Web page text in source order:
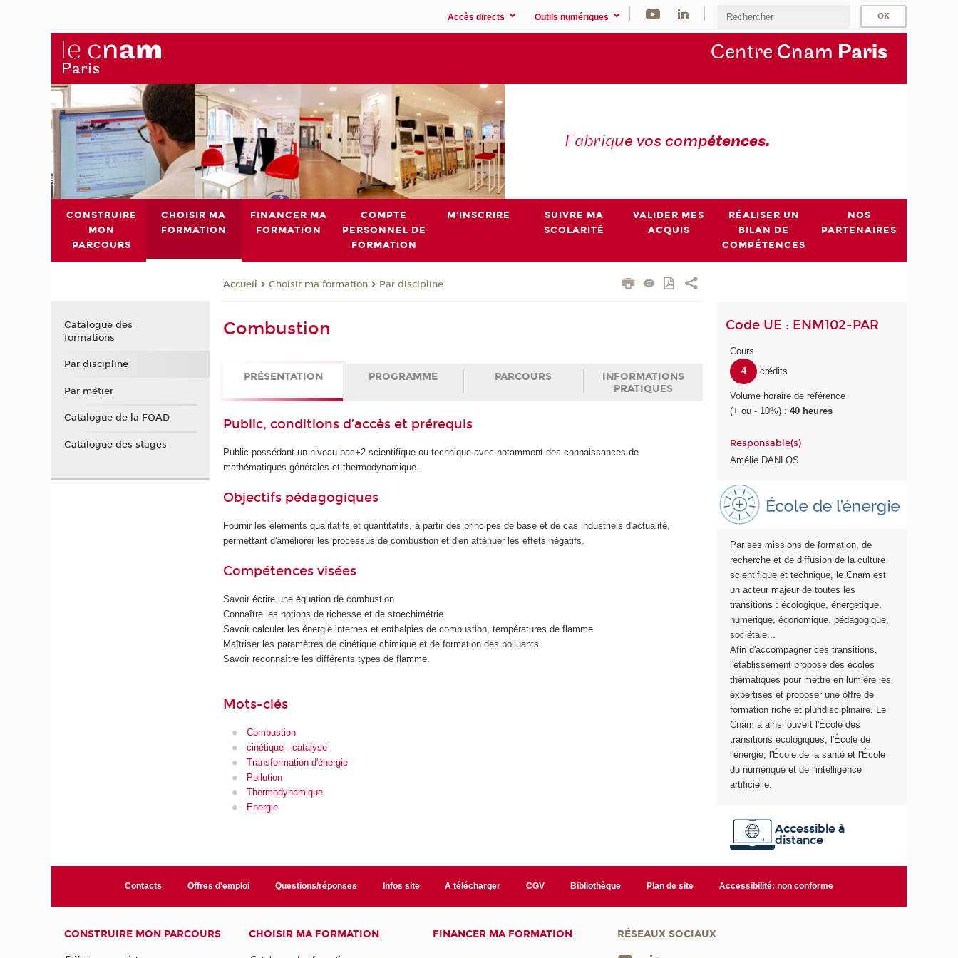
Accès directs Outils numériques
Centre Cnam Paris
Fabrique vos compétences.
CONSTRUIRE
MON
PARCOURS
CHOISIR MA
FORMATION
FINANCER MA
FORMATION
COMPTE
PERSONNEL DE
FORMATION
M'INSCRIRE
SUIVRE MA
SCOLARITÉ
VALIDER MES
ACQUIS
RÉALISER UN
BILAN DE
COMPÉTENCES
NOS
PARTENAIRES
Accueil Choisir ma formation Par discipline
Combustion
PRÉSENTATION PROGRAMME PARCOURS
INFORMATIONS
PRATIQUES
Public, conditions d’accès et prérequis
Public possédant un niveau bac+2 scientifique ou technique avec notamment des connaissances de
mathématiques générales et thermodynamique.
Objectifs pédagogiques
Fournir les éléments qualitatifs et quantitatifs, à partir des principes de base et de cas industriels d'actualité,
permettant d'améliorer les processus de combustion et d'en atténuer les effets négatifs.
Compétences visées
Savoir écrire une équation de combustion
Connaître les notions de richesse et de stoechimétrie
Savoir calculer les énergie internes et enthalpies de combustion, températures de flamme
Maîtriser les paramètres de cinétique chimique et de formation des polluants
Savoir reconnaître les différents types de flamme.
Mots-clés
Combustion
cinétique - catalyse
Transformation d'énergie
Pollution
Thermodynamique
Energie
Code UE : ENM102-PAR
Cours
4
crédits
Volume horaire de référence
(+ ou - 10%) :40 heures
Responsable(s)
Amélie DANLOS
Par ses missions de formation, de
recherche et de diffusion de la culture
scientifique et technique, le Cnam est
un acteur majeur de toutes les
transitions : écologique, énergétique,
numérique, économique, pédagogique,
sociétale...
Afin d'accompagner ces transitions,
l'établissement propose des écoles
thématiques pour mettre en lumière les
expertises et proposer une offre de
formation riche et pluridisciplinaire. Le
Cnam a ainsi ouvert l'École des
transitions écologiques, l'École de
l'énergie, l'École de la santé et l'École
du numérique et de l'intelligence
artificielle.
Accessible à
distance
Catalogue des
formations
Par discipline
Par métier
Catalogue de la FOAD
Catalogue des stages
Contacts Offres d'emploi Questions/réponses Infos site A télécharger CGV Bibliothèque Plan de site Accessibilité: non conforme
CONSTRUIRE MON PARCOURS CHOISIR MA FORMATION FINANCER MA FORMATION RÉSEAUX SOCIAUX